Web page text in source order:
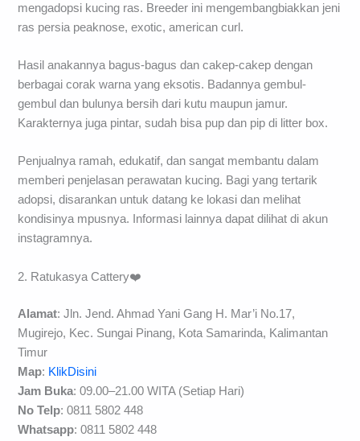
mengadopsi kucing ras. Breeder ini mengembangbiakkan jeni
ras persia peaknose, exotic, american curl.
Hasil anakannya bagus-bagus dan cakep-cakep dengan
berbagai corak warna yang eksotis. Badannya gembul-
gembul dan bulunya bersih dari kutu maupun jamur.
Karakternya juga pintar, sudah bisa pup dan pip di litter box.
Penjualnya ramah, edukatif, dan sangat membantu dalam
memberi penjelasan perawatan kucing. Bagi yang tertarik
adopsi, disarankan untuk datang ke lokasi dan melihat
kondisinya mpusnya. Informasi lainnya dapat dilihat di akun
instagramnya.
2. Ratukasya Cattery❤️
Alamat: Jln. Jend. Ahmad Yani Gang H. Mar’i No.17,
Mugirejo, Kec. Sungai Pinang, Kota Samarinda, Kalimantan
Timur
Map: KlikDisini
Jam Buka: 09.00–21.00 WITA (Setiap Hari)
No Telp: 0811 5802 448
Whatsapp: 0811 5802 448